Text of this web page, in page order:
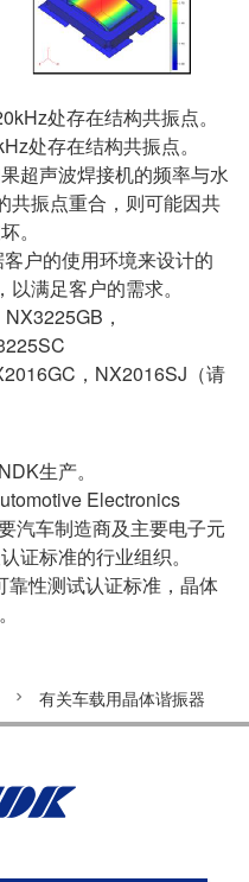
处存在结构共振点。
处存在结构共振点。
超声波焊接机的频率与水
共振点重合，则可能因共
。
户的使用环境来设计的
满足客户的需求。
NX3225GB ，
，NX2016SJ（请
生产。
Electronics
汽车制造商及主要电子元
证标准的行业组织。
靠性测试认证标准，晶体
有关车载用晶体谐振器